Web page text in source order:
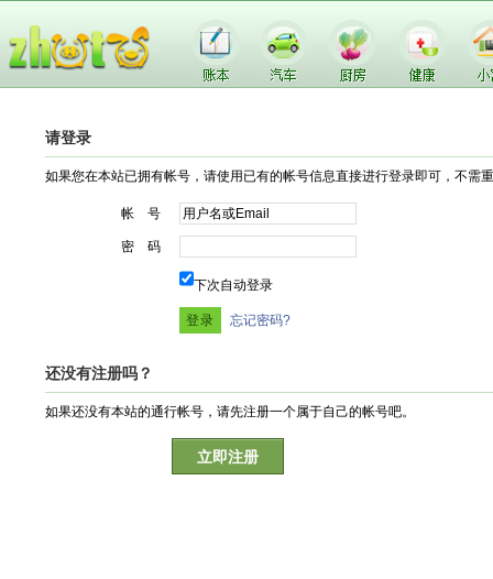
请登录
如果您在本站已拥有帐号，请使用已有的帐号信息直接进行登录即可，不需
帐 号
密 码
下次自动登录
忘记密码?
还没有注册吗？
如果还没有本站的通行帐号，请先注册一个属于自己的帐号吧。
立即注册